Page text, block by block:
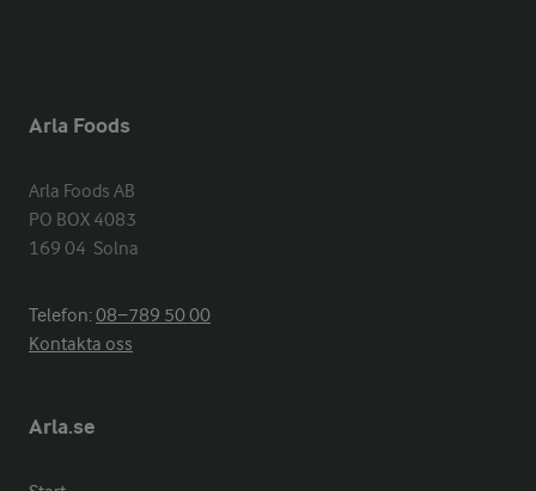
Arla Foods
Arla Foods AB
PO BOX 4083
169 04  Solna
Telefon:08−789 50 00
Kontakta oss
Arla.se